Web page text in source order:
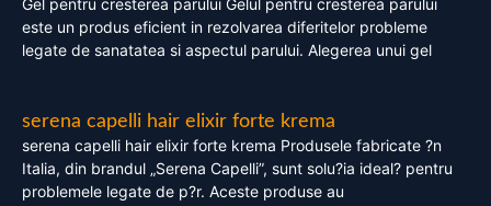
Gel pentru cresterea parului Gelul pentru cresterea parului
este un produs eficient in rezolvarea diferitelor probleme
legate de sanatatea si aspectul parului. Alegerea unui gel
serena capelli hair elixir forte krema
serena capelli hair elixir forte krema Produsele fabricate ?n
Italia, din brandul „Serena Capelli”, sunt solu?ia ideal? pentru
problemele legate de p?r. Aceste produse au